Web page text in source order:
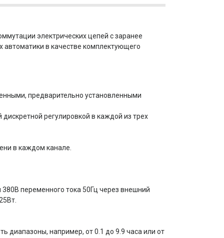
электрических цепей с заранее
в качестве комплектующего
предварительно установленными
регулировкой в каждой из трех
в каждом канале.
переменного тока 50Гц через внешний
диапазоны, например, от 0.1 до 9.9 часа или от